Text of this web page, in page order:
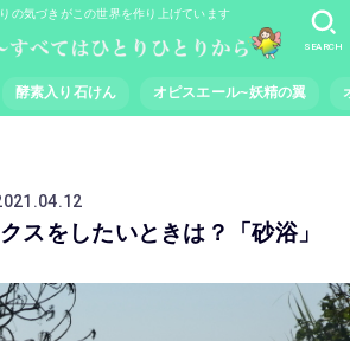
の気づきがこの世界を作り上げています
酵素入り石けん オピスエール~妖精の翼
SEARCH
スをしたいときは？「砂浴」